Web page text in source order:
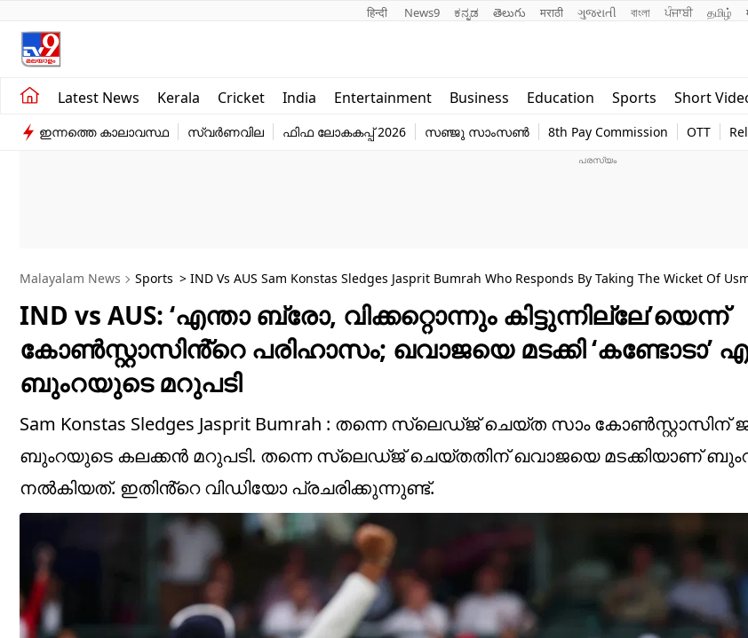
हिन्दी News9 ಕನ್ನಡ తెలుగు मराठी ગુજરાતી বাংলা ਪੰਜਾਬੀ தமிழ்
Latest News Kerala Cricket India Entertainment Business Education Sports Short
Kerala
India
Education
world
ഇന്നത്തെ കാലാവസ്ഥ സ്വർണവില ഫിഫ ലോകകപ്പ് 2026 സഞ്ജു സാംസൺ 8th Pay Commission OTT
Malayalam News Sports > IND Vs AUS Sam Konstas Sledges Jasprit Bumrah Who Responds By Taking The Wicket Of
IND vs AUS: ‘എന്താ ബ്രോ, വിക്കറ്റൊന്നും കിട്ടുന്നില്ലേ’യെന്ന്
കോൺസ്റ്റാസിൻ്റെ പരിഹാസം; ഖവാജയെ മടക്കി ‘കണ്ടോടാ’
ബുംറയുടെ മറുപടി
Sam Konstas Sledges Jasprit Bumrah : തന്നെ സ്ലെഡ്ജ് ചെയ്ത സാം
ബുംറയുടെ കലക്കൻ മറുപടി. തന്നെ സ്ലെഡ്ജ് ചെയ്തതിന് ഖവാജയെ മടക്കിയാണ് ബുംറ
നൽകിയത്. ഇതിൻ്റെ വിഡിയോ പ്രചരിക്കുന്നുണ്ട്.